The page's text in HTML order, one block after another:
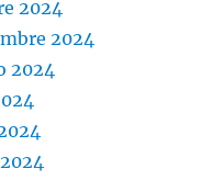
2024
2024
2024